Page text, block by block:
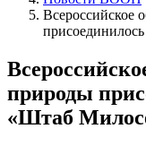
Всероссийское
природы
«Штаб